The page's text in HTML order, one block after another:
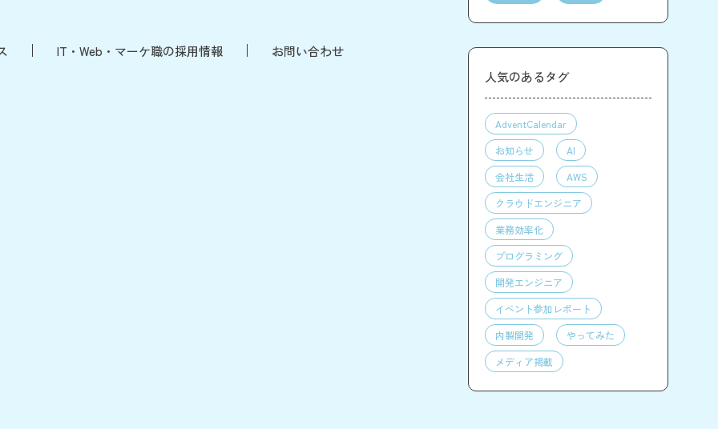
IT・Web・マーケ職の採用情報 お問い合わせ
人気のあるタグ
AdventCalendar
お知らせ
AI
会社生活
AWS
クラウドエンジニア
業務効率化
プログラミング
開発エンジニア
イベント参加レポート
内製開発
やってみた
メディア掲載